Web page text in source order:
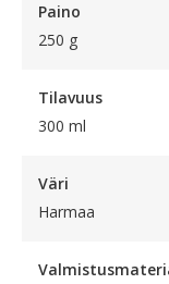
Paino
250 g
Tilavuus
300 ml
Väri
Harmaa